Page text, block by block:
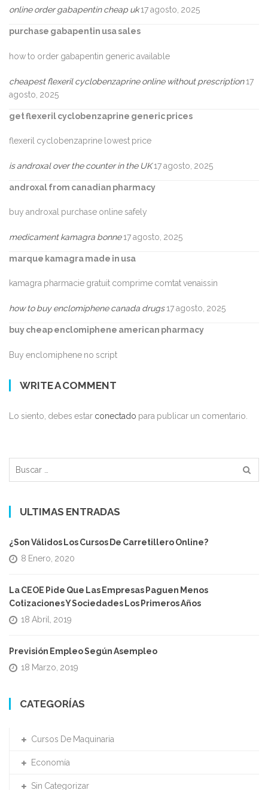
online order gabapentin cheap uk17 agosto, 2025
purchase gabapentin usa sales
how to order gabapentin generic available
cheapest flexeril cyclobenzaprine online without prescription17
agosto, 2025
get flexeril cyclobenzaprine generic prices
flexeril cyclobenzaprine lowest price
is androxal over the counter in the UK17 agosto, 2025
androxal from canadian pharmacy
buy androxal purchase online safely
medicament kamagra bonne17 agosto, 2025
marque kamagra made in usa
kamagra pharmacie gratuit comprime comtat venaissin
how to buy enclomiphene canada drugs17 agosto, 2025
buy cheap enclomiphene american pharmacy
Buy enclomiphene no script
WRITE A COMMENT
Lo siento, debes estar conectado para publicar un comentario.
Buscar:
ULTIMAS ENTRADAS
¿Son Válidos Los Cursos De Carretillero Online?
8 Enero, 2020
La CEOE Pide Que Las Empresas Paguen Menos
Cotizaciones Y Sociedades Los Primeros Años
18 Abril, 2019
Previsión Empleo Según Asempleo
18 Marzo, 2019
CATEGORÍAS
Cursos De Maquinaria
Economía
Sin Categorizar